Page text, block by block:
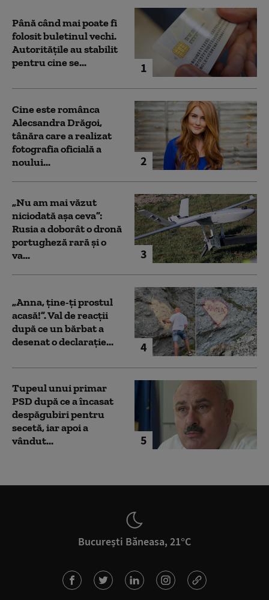
1
Până când mai poate fi
folosit buletinul vechi.
Autoritățile au stabilit
pentru cine se...
2
Cine este românca
Alecsandra Drăgoi,
tânăra care a realizat
fotografia oficială a
noului...
3
„Nu am mai văzut
niciodată așa ceva”:
Rusia a doborât o dronă
portugheză rară și o
va...
4
„Anna, ţine-ţi prostul
acasă!”. Val de reacții
după ce un bărbat a
desenat o declarație...
5
Tupeul unui primar
PSD după ce a încasat
despăgubiri pentru
secetă, iar apoi a
vândut...
București Băneasa, 21°C